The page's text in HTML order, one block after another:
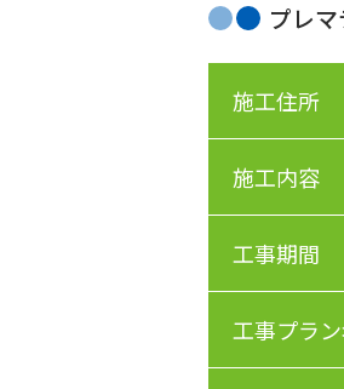
プレ
施工住所
施工内容
工事期間
工事プラ